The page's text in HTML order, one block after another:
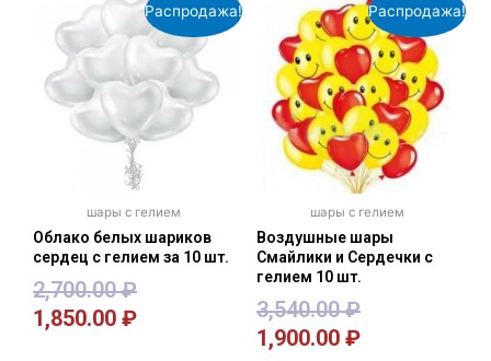
Распродажа!
шары с гелием
Облако белых шариков
сердец с гелием за 10 шт.
2,700.00₽
1,850.00 ₽
Распродажа!
шары с гелием
Воздушные шары
Смайлики и Сердечки с
гелием 10 шт.
3,540.00₽
1,900.00 ₽